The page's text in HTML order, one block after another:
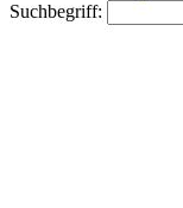
Suchbegriff: